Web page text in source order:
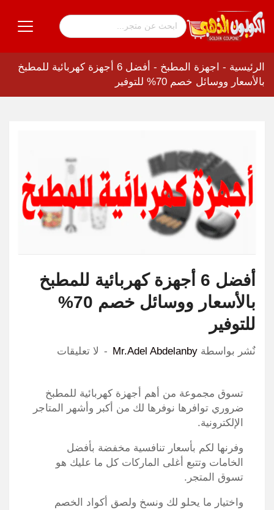
الرئيسية - اجهزة المطبخ -
أفضل 6 أجهزة كهربائية للمطبخ
بالأسعار ووسائل خصم 70% للتوفير
أفضل 6 أجهزة كهربائية للمطبخ
بالأسعار ووسائل خصم 70%
للتوفير
نٌشر بواسطة Mr.Adel Abdelanby لا تعليقات
تسوق مجموعة من أهم أجهزة كهربائية للمطبخ
ضروري توافرها نوفرها لك من أكبر وأشهر المتاجر
الإلكترونية.
وفرنها لكم بأسعار تنافسية مخفضة بأفضل
الخامات وتتبع أغلى الماركات كل ما عليك هو
تسوق المتجر.
واختيار ما يحلو لك ونسخ ولصق أكواد الخصم